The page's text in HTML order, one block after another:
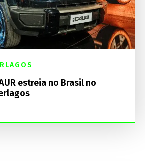
estreia no Brasil no